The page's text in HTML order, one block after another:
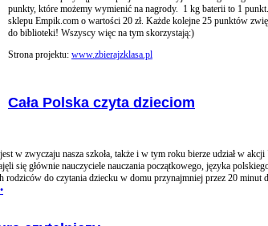
punkty, które możemy wymienić na nagrody. 1 kg baterii to 1
sklepu Empik.com o wartości 20 zł. Każde kolejne 25 punktów
do biblioteki! Wszyscy więc na tym skorzystają:)
Strona projektu: www.zbierajzklasa.pl
Cała Polska czyta dzieciom
w zwyczaju nasza szkoła, także i w tym roku bierze udział w
się głównie nauczyciele nauczania początkowego, języka
rodziców do czytania dziecku w domu przynajmniej przez 20 minut